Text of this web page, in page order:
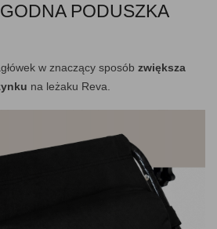
PODUSZKA
w znaczący sposób zwiększa
na leżaku Reva.